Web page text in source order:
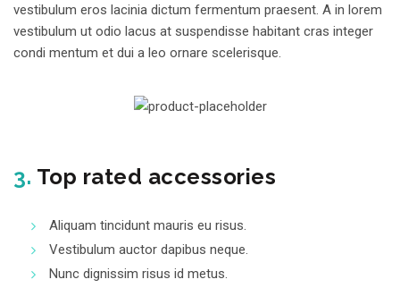
vestibulum eros lacinia dictum fermentum praesent. A in lorem
vestibulum ut odio lacus at suspendisse habitant cras integer
condi mentum et dui a leo ornare scelerisque.
3. Top rated accessories
Aliquam tincidunt mauris eu risus.
Vestibulum auctor dapibus neque.
Nunc dignissim risus id metus.